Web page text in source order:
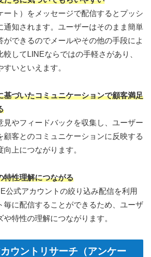
ート）をメッセージで配信するとプッシ
通知されます。ユーザーはそのまま簡単
ができるのでメールやその他の手段によ
較してLINEならではの手軽さがあり、
いといえます。
基づいたコミュニケーションで顧客満足
見やフィードバックを収集し、ユーザー
顧客とのコミュニケーションに反映する
上につながります。
特性理解につながる
公式アカウントの絞り込み配信を利用
毎に配信することができるため、ユーザ
や特性の理解につながります。
ウントリサーチ（アンケー